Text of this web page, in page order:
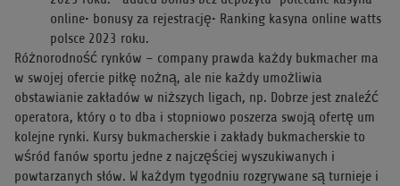
online• bonusy za rejestrację• Ranking kasyna online watts
polsce 2023 roku.
Różnorodność rynków – company prawda każdy bukmacher ma
w swojej ofercie piłkę nożną, ale nie każdy umożliwia
obstawianie zakładów w niższych ligach, np. Dobrze jest znaleźć
operatora, który o to dba i stopniowo poszerza swoją ofertę um
kolejne rynki. Kursy bukmacherskie i zakłady bukmacherskie to
wśród fanów sportu jedne z najczęściej wyszukiwanych i
powtarzanych słów. W każdym tygodniu rozgrywane są turnieje i